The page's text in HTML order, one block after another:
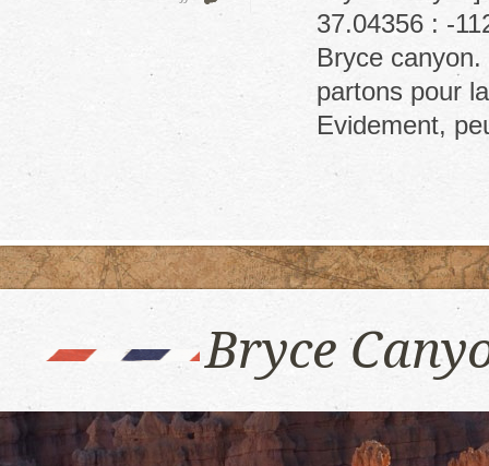
Bryce
37.04356 : -
Bryce
partons pour
Evidement,
Bryce